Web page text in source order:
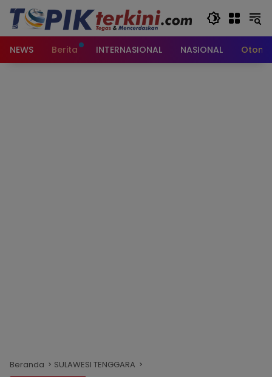
Langsung
konten
NEWS
Berita INTERNASIONAL NASIONAL
Beranda SULAWESI TENGGARA